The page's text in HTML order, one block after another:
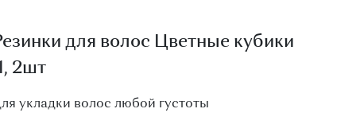
для волос Цветные кубики
2шт
укладки волос любой густоты